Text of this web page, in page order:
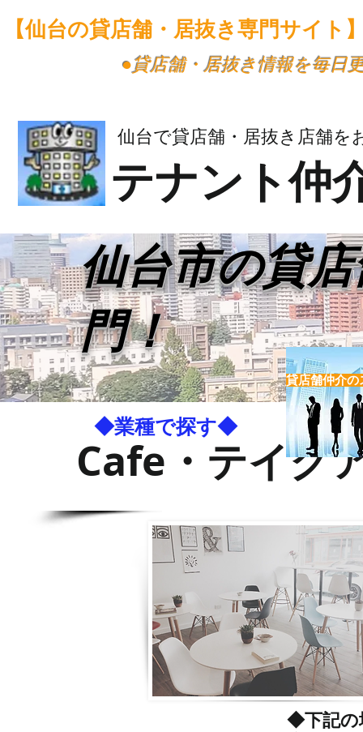
【仙台の貸店舗・居抜き専門サイト
​●貸店舗・居抜き情報を毎日
仙台で貸店舗・居抜き店舗を
テナント仲
Cafe・テイク
◆業種で探す◆
◆下記の
仙台市の貸
門！
貸店舗仲介の